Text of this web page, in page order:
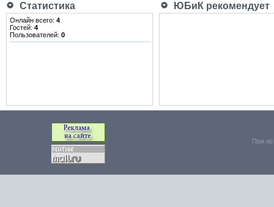
Статистика ЮБиК рекомендует
Онлайн всего: 4
Гостей: 4
Пользователей: 0
При